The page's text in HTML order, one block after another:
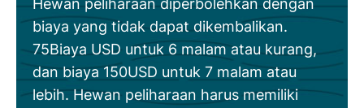
Hewan peliharaan diperbolehkan dengan
biaya yang tidak dapat dikembalikan.
75Biaya USD untuk 6 malam atau kurang,
dan biaya 150USD untuk 7 malam atau
lebih. Hewan peliharaan harus memiliki